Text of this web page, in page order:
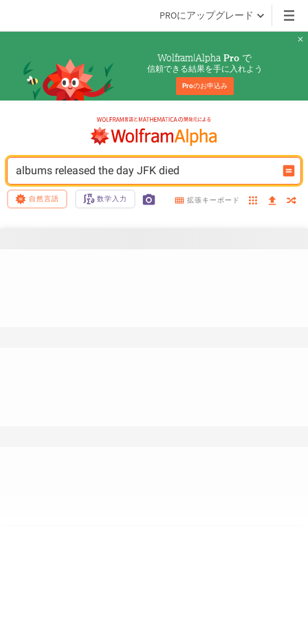
PROにアップグレード
Wolfram|Alpha Pro で
信頼できる結果を手に入れよう
Proのお申込み
albums released the day JFK died
自然言語 数学入力 拡張キーボード